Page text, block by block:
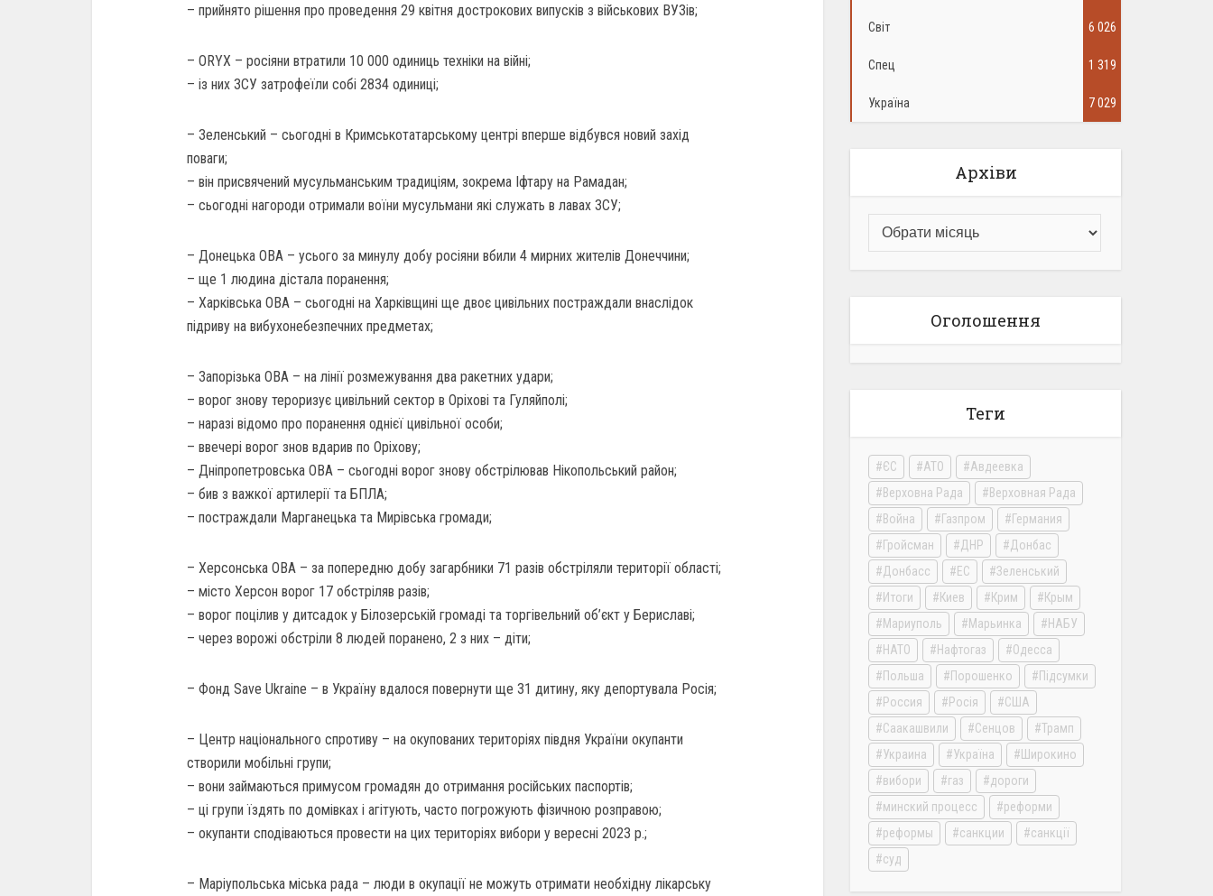
– прийнято рішення про проведення 29 квітня дострокових випусків з військових ВУЗів;
– ORYX – росіяни втратили 10 000 одиниць техніки на війні;
– із них ЗСУ затрофеїли собі 2834 одиниці;
– Зеленський – сьогодні в Кримськотатарському центрі вперше відбувся новий захід
поваги;
– він присвячений мусульманським традиціям, зокрема Іфтару на Рамадан;
– сьогодні нагороди отримали воїни мусульмани які служать в лавах ЗСУ;
– Донецька ОВА – усього за минулу добу росіяни вбили 4 мирних жителів Донеччини;
– ще 1 людина дістала поранення;
– Харківська ОВА – сьогодні на Харківщині ще двоє цивільних постраждали внаслідок
підриву на вибухонебезпечних предметах;
– Запорізька ОВА – на лінії розмежування два ракетних удари;
– ворог знову тероризує цивільний сектор в Оріхові та Гуляйполі;
– наразі відомо про поранення однієї цивільної особи;
– ввечері ворог знов вдарив по Оріхову;
– Дніпропетровська ОВА – сьогодні ворог знову обстрілював Нікопольський район;
– бив з важкої артилерії та БПЛА;
– постраждали Марганецька та Мирівська громади;
– Херсонська ОВА – за попередню добу загарбники 71 разів обстріляли території області;
– місто Херсон ворог 17 обстріляв разів;
– ворог поцілив у дитсадок у Білозерській громаді та торгівельний об’єкт у Бериславі;
– через ворожі обстріли 8 людей поранено, 2 з них – діти;
– Фонд Save Ukraine – в Україну вдалося повернути ще 31 дитину, яку депортувала Росія;
– Центр національного спротиву – на окупованих територіях півдня України окупанти
створили мобільні групи;
– вони займаються примусом громадян до отримання російських паспортів;
– ці групи їздять по домівках і агітують, часто погрожують фізичною розправою;
– окупанти сподіваються провести на цих територіях вибори у вересні 2023 р.;
– Маріупольська міська рада – люди в окупації не можуть отримати необхідну лікарську
Світ 6 026
Спец 1 319
Україна 7 029
Архіви
Оголошення
Теги
ЄС АТО
Авдеевка
Верховна Рада
Верховная Рада
Война
Газпром
Германия
Гройсман
ДНР
Донбас
Донбасс
ЕС
Зеленський
Итоги
Киев Крим
Крым
Мариуполь
Марьинка
НАБУ
НАТО
Нафтогаз
Одесса
Польша
Порошенко
Підсумки
Россия
Росія
США
Саакашвили
Сенцов
Трамп
Украина
Україна
Широкино
вибори
газ
дороги
минский процесс
реформи
реформы
санкции
санкції
суд